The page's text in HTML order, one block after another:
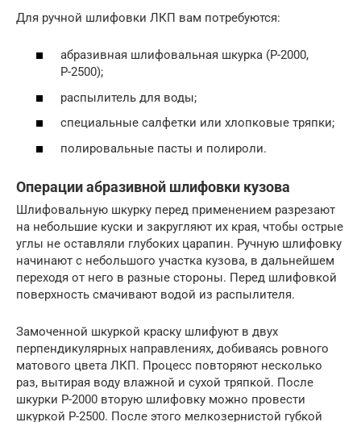
Для ручной шлифовки ЛКП вам потребуются:
абразивная шлифовальная шкурка (Р-2000,
Р-2500);
распылитель для воды;
специальные салфетки или хлопковые тряпки;
полировальные пасты и полироли.
Операции абразивной шлифовки кузова
Шлифовальную шкурку перед применением разрезают
на небольшие куски и закругляют их края, чтобы острые
углы не оставляли глубоких царапин. Ручную шлифовку
начинают с небольшого участка кузова, в дальнейшем
переходя от него в разные стороны. Перед шлифовкой
поверхность смачивают водой из распылителя.
Замоченной шкуркой краску шлифуют в двух
перпендикулярных направлениях, добиваясь ровного
матового цвета ЛКП. Процесс повторяют несколько
раз, вытирая воду влажной и сухой тряпкой. После
шкурки Р-2000 вторую шлифовку можно провести
шкуркой Р-2500. После этого мелкозернистой губкой